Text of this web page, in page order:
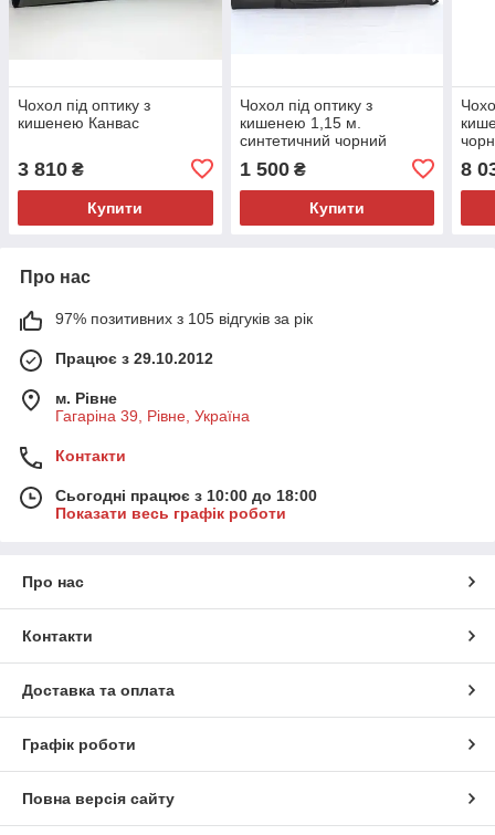
Чохол під оптику з
кишенею Канвас
3 810 ₴
Купити
Чохол під оптику з
кишенею 1,15 м.
синтетичний чорний
1 500₴
Купити
8
Про нас
97% позитивних з 105 відгуків за рік
Працює з 29.10.2012
м. Рівне
Гагаріна 39, Рівне, Україна
Контакти
Сьогодні працює з 10:00 до 18:00
Показати весь графік роботи
Про нас
Контакти
Доставка та оплата
Графік роботи
Повна версія сайту